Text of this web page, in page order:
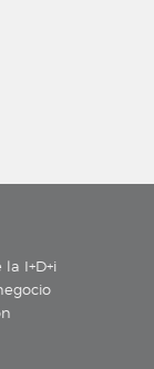
I+D+i